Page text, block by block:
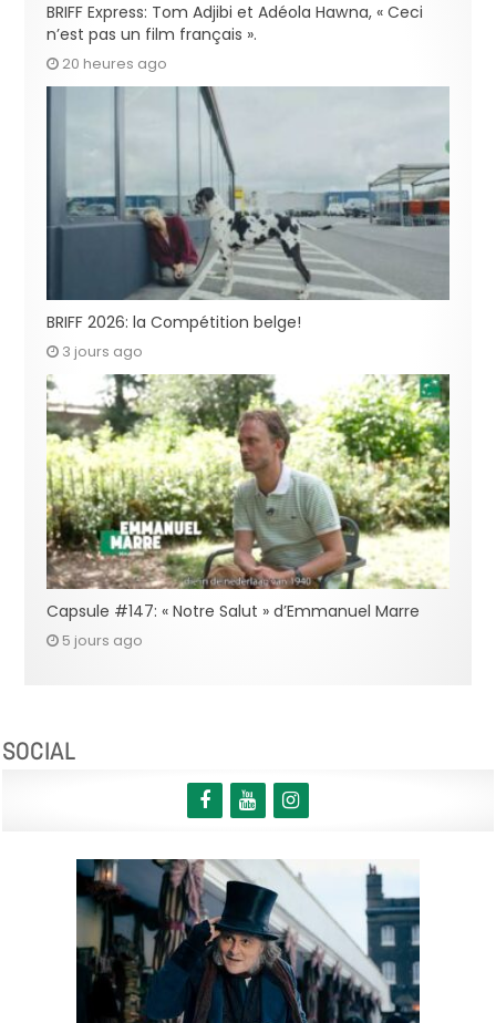
BRIFF Express: Tom Adjibi et Adéola Hawna, « Ceci
n’est pas un film français ».
20 heures ago
BRIFF 2026: la Compétition belge!
3 jours ago
Capsule #147: « Notre Salut » d’Emmanuel Marre
5 jours ago
SOCIAL